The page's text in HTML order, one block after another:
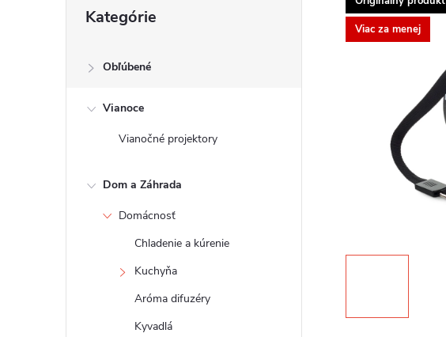
kategórie
Kategórie
Obľúbené
Vianoce
Vianočné projektory
Dom a Záhrada
Domácnosť
Chladenie a kúrenie
Kuchyňa
Aróma difuzéry
Kyvadlá
Viac za menej